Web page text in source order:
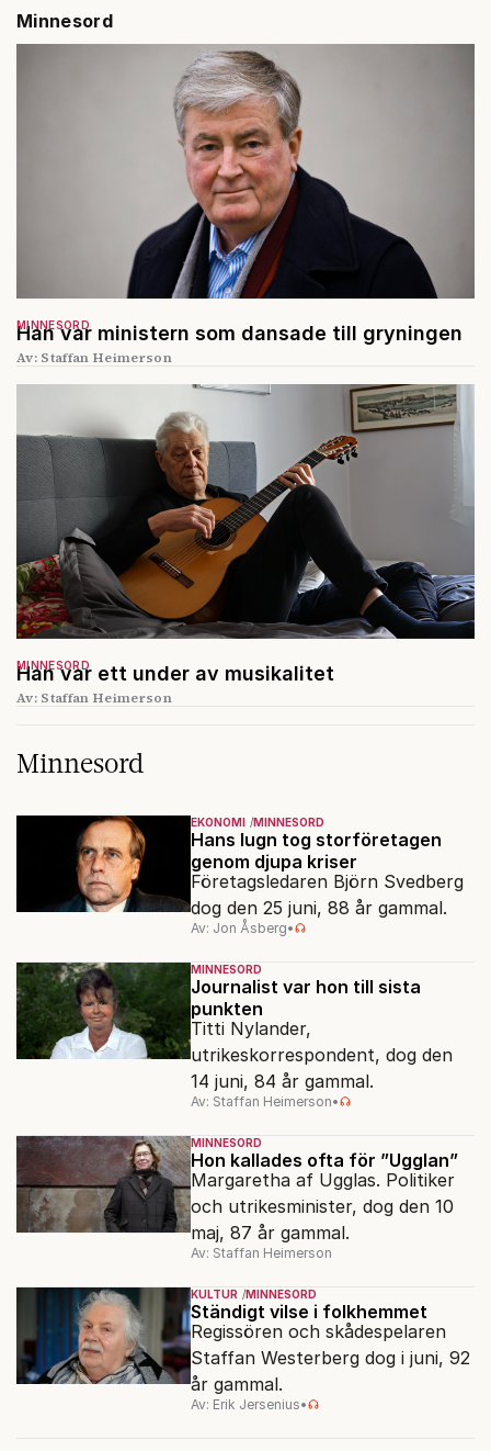
Minnesord
Han var ministern som dansade till gryningen
MINNESORD
Av: Staffan Heimerson
Han var ett under av musikalitet
MINNESORD
Av: Staffan Heimerson
Minnesord
EKONOMI MINNESORD
Hans lugn tog storföretagen
genom djupa kriser
Företagsledaren Björn Svedberg
dog den 25 juni, 88 år gammal.
Av: Jon Åsberg•
MINNESORD
Journalist var hon till sista
punkten
Titti Nylander,
utrikeskorrespondent, dog den
14 juni, 84 år gammal.
Av: Staffan Heimerson•
MINNESORD
Hon kallades ofta för ”Ugglan”
Margaretha af Ugglas. Politiker
och utrikesminister, dog den 10
maj, 87 år gammal.
Av: Staffan Heimerson
KULTUR MINNESORD
Ständigt vilse i folkhemmet
Regissören och skådespelaren
Staffan Westerberg dog i juni, 92
år gammal.
Av: Erik Jersenius•